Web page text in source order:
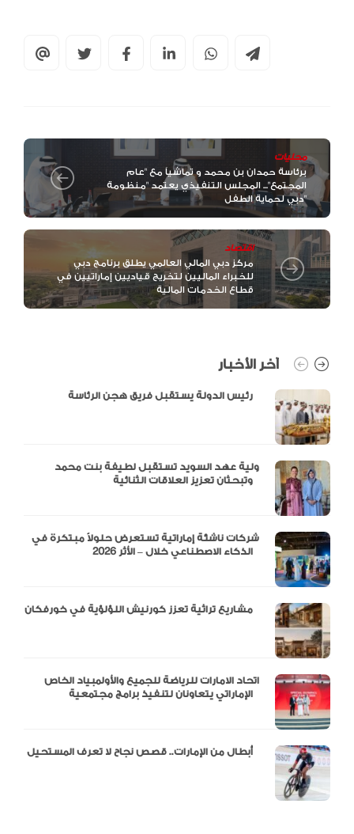
محليات
برئاسة حمدان بن محمد و تماشياً مع "عام
المجتمع"... المجلس التنفيذي يعتمد "منظومة
دبي لحماية الطفل"
اقتصاد
مركز دبي المالي العالمي يطلق برنامج دبي
للخبراء الماليين لتخريج قياديين إماراتيين في
قطاع الخدمات المالية
آخر الأخبار
ولية عهد السويد تستقبل لطيفة بنت محمد
شركات ناشئة إماراتية تستعرض حلولاً مبتكرة في
اتحاد الامارات للرياضة للجميع والأولمبياد الخاص